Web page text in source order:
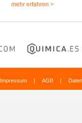
mehr erfahren >
Impressum | AGB |